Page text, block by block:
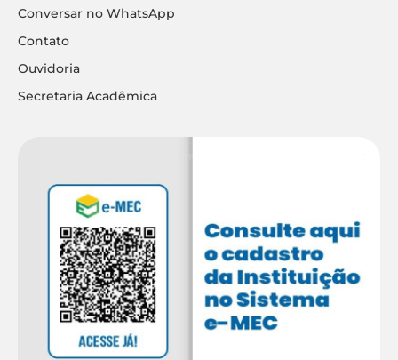
Conversar no WhatsApp
Contato
Ouvidoria
Secretaria Acadêmica